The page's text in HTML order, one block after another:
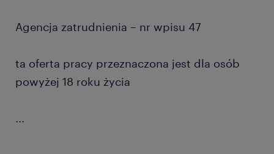
Agencja zatrudnienia – nr wpisu 47
ta oferta pracy przeznaczona jest dla osób
powyżej 18 roku życia
...